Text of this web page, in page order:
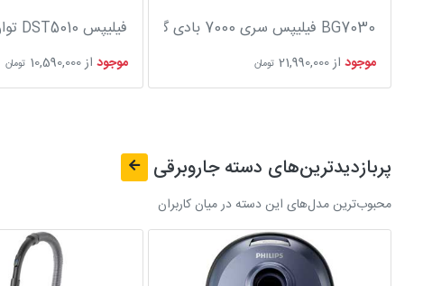
BG7030 فیلیپس سری 7000 بادی گروم
موجود از21,990,000 تومان
فیلیپس DST5010 توان 2400 وات
موجود از10,590,000 تومان
پربازدیدترین‌های دسته جاروبرقی
محبوب‌ترین مدل‌های این دسته در میان کاربران